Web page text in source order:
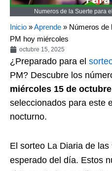
Numeros de la Suerte para
Inicio »Aprende » Números de
PM hoy miércoles
octubre 15, 2025
¿Preparado para el
PM? Descubre los
miércoles 15 de
seleccionados para este
nocturno.
El sorteo La Diaria de
esperado del día. Estos